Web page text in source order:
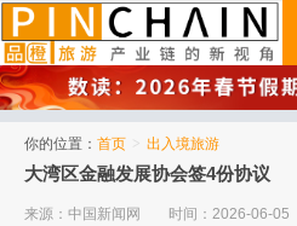
你的位置： 首页 > 出入境旅游
大湾区金融发展协会签4份协议
来源：中国新闻网 时间：2026-06-05